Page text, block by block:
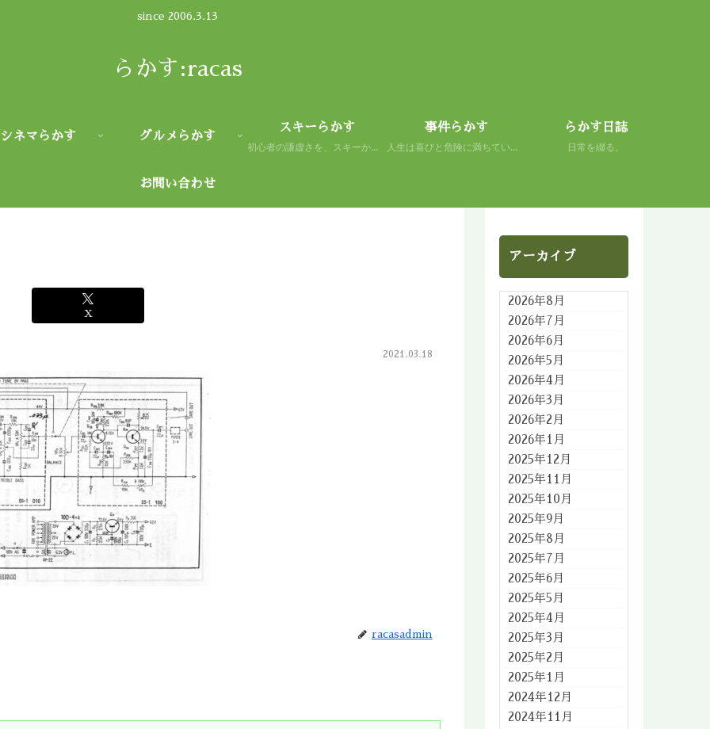
since 2006.3.13
らかす:racas
シネマらかす グルメらかす
スキーらかす
初心者の謙虚さを、スキーから学ぶ。 人生もまた然り。
事件らかす
人生は喜びと危険に満ちている。 だから面白い。
らかす日誌
日常を綴る。
お問い合わせ
X
2021.03.18
racasadmin
アーカイブ
2026年8月
2026年7月
2026年6月
2026年5月
2026年4月
2026年3月
2026年2月
2026年1月
2025年12月
2025年11月
2025年10月
2025年9月
2025年8月
2025年7月
2025年6月
2025年5月
2025年4月
2025年3月
2025年2月
2025年1月
2024年12月
2024年11月